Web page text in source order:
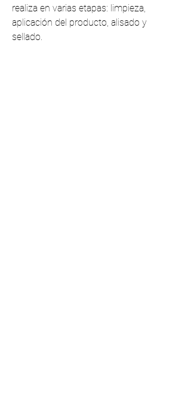
realiza en varias etapas: limpieza,
aplicación del producto, alisado y
sellado.